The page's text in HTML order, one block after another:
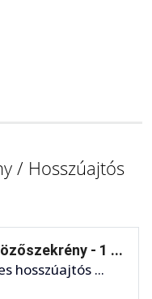
/ Hosszúajtós
- 1 ...
hosszúajtós ...